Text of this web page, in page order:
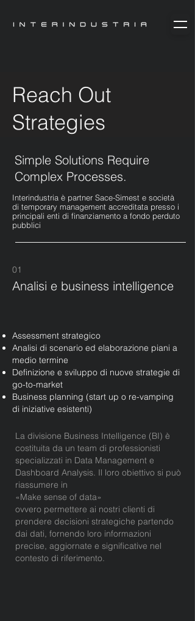
Simple Solutions Require
Complex Processes.
Interindustria è partner Sace-Simest e società
di temporary management accreditata presso i
principali enti di finanziamento a fondo perduto
pubblici
Reach Out
Strategies
01
Analisi e business intelligence
Assessment strategico
Analisi di scenario ed elaborazione piani a
medio termine
Definizione e sviluppo di nuove strategie di
go-to-market
Business planning (start up o re-vamping
di iniziative esistenti)
La divisione Business Intelligence (BI) è
costituita da un team di professionisti
specializzati in Data Management e
Dashboard Analysis. Il loro obiettivo si può
riassumere in
«Make sense of data»
ovvero permettere ai nostri clienti di
prendere decisioni strategiche partendo
dai dati, fornendo loro informazioni
precise, aggiornate e significative nel
contesto di riferimento.